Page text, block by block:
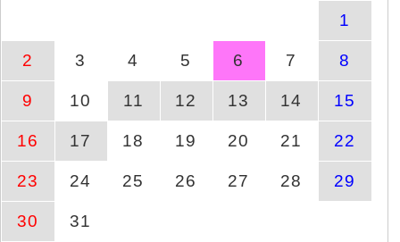
トップス
8月6日(木) 商品ページへ
ドットフレアスリーブプ
ルオーバー
商品ページへ
1
2 3 4 5 6 7 8
9 10 11 12 13 14 15
16 17 18 19 20 21 22
23 24 25 26 27 28 29
30 31